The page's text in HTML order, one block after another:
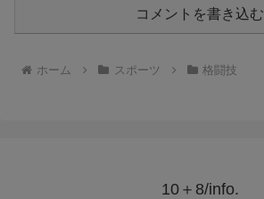
コメントを書き込む
ホーム スポーツ 格闘技
10＋8/info.